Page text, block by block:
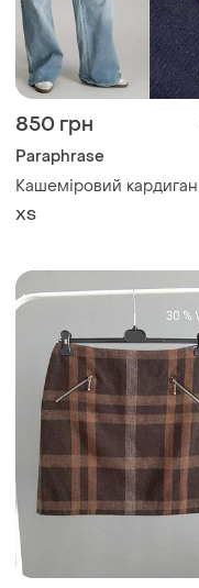
850 грн
Paraphrase
Кашеміровий кардиган
ХS